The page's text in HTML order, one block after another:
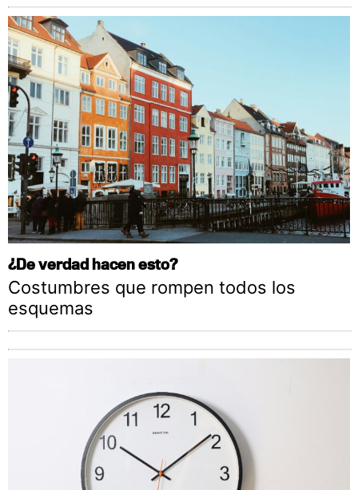
¿De verdad hacen esto?
Costumbres que rompen todos los
esquemas